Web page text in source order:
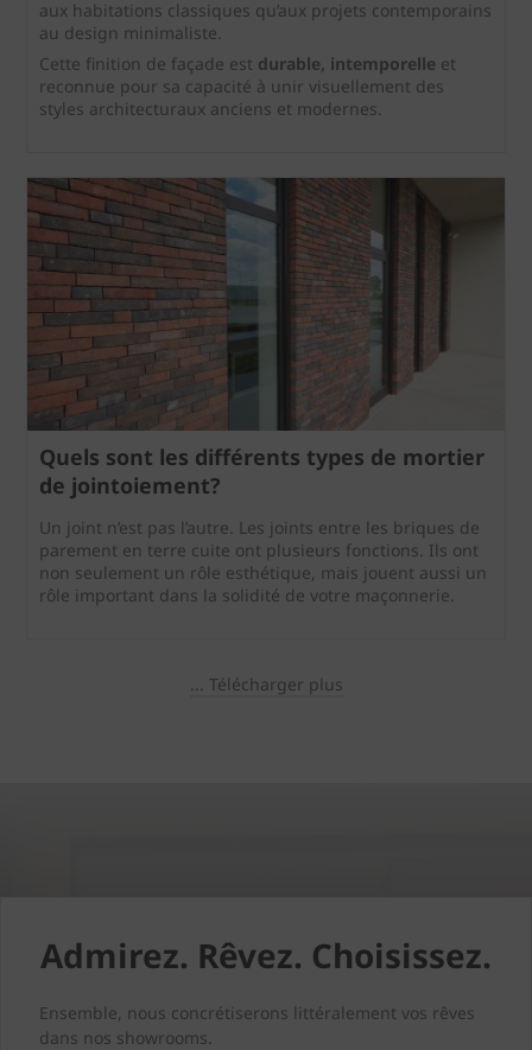
aux habitations classiques qu’aux projets contemporains
au design minimaliste.
Cette finition de façade est durable, intemporelle et
reconnue pour sa capacité à unir visuellement des
styles architecturaux anciens et modernes.
Quels sont les différents types de mortier
de jointoiement?
Un joint n’est pas l’autre. Les joints entre les briques de
parement en terre cuite ont plusieurs fonctions. Ils ont
non seulement un rôle esthétique, mais jouent aussi un
rôle important dans la solidité de votre maçonnerie.
... Télécharger plus
Admirez. Rêvez. Choisissez.
Ensemble, nous concrétiserons littéralement vos rêves
dans nos showrooms.